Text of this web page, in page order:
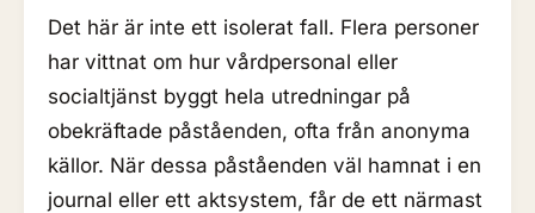
Det här är inte ett isolerat fall. Flera personer
har vittnat om hur vårdpersonal eller
socialtjänst byggt hela utredningar på
obekräftade påståenden, ofta från anonyma
källor. När dessa påståenden väl hamnat i en
journal eller ett aktsystem, får de ett närmast